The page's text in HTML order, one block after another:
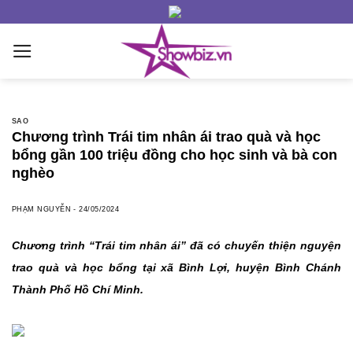
content
SAO
Chương trình Trái tim nhân ái trao quà và học
bổng gần 100 triệu đồng cho học sinh và bà con
nghèo
PHẠM NGUYỄN -24/05/2024
Chương trình “Trái tim nhân ái” đã có chuyến thiện nguyện
trao quà và học bổng tại xã Bình Lợi, huyện Bình Chánh
Thành Phố Hồ Chí Minh.